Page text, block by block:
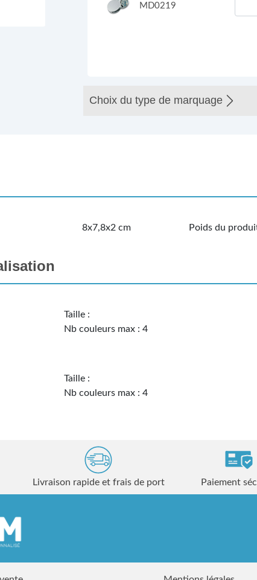
MD0219
Choix du type de marquage
8x7,8x2 cm Poids du
Taille :
Nb couleurs max : 4
Taille :
Nb couleurs max : 4
Livraison rapide et frais de port Paiement